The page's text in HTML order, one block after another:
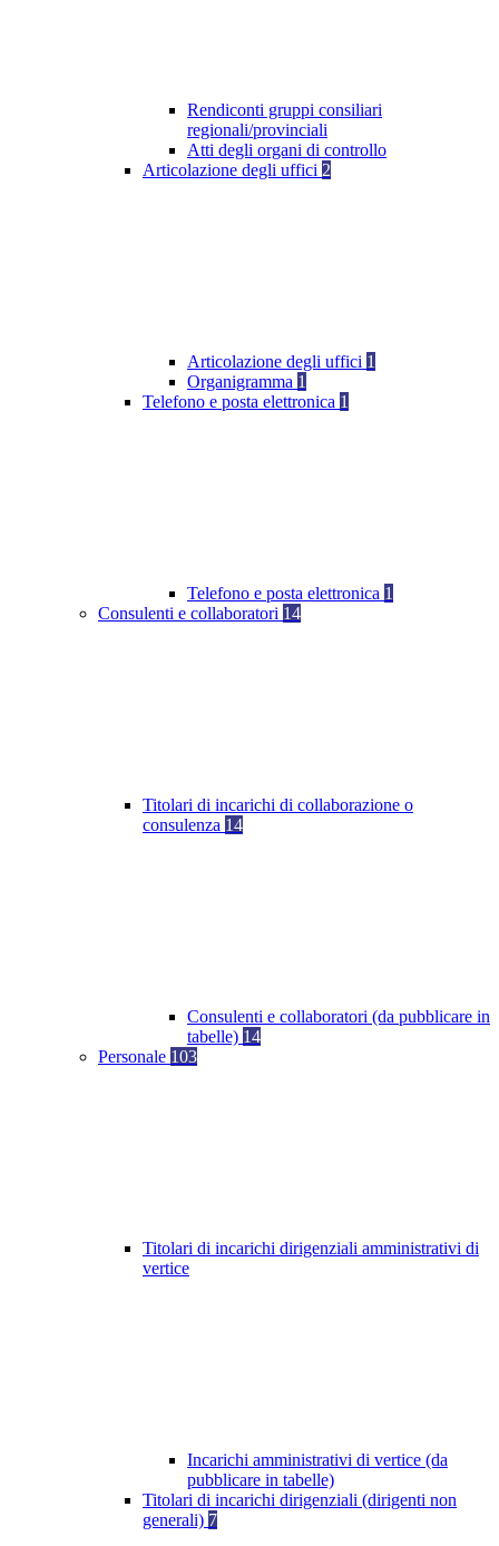
Rendiconti gruppi consiliari
regionali/provinciali
Atti degli organi di controllo
Articolazione degli uffici 2
Articolazione degli uffici 1
Organigramma 1
Telefono e posta elettronica 1
Telefono e posta elettronica 1
Consulenti e collaboratori 14
Titolari di incarichi di collaborazione o
consulenza 14
Consulenti e collaboratori (da pubblicare in
tabelle) 14
Personale 103
Titolari di incarichi dirigenziali amministrativi di
vertice
Incarichi amministrativi di vertice (da
pubblicare in tabelle)
Titolari di incarichi dirigenziali (dirigenti non
generali) 7